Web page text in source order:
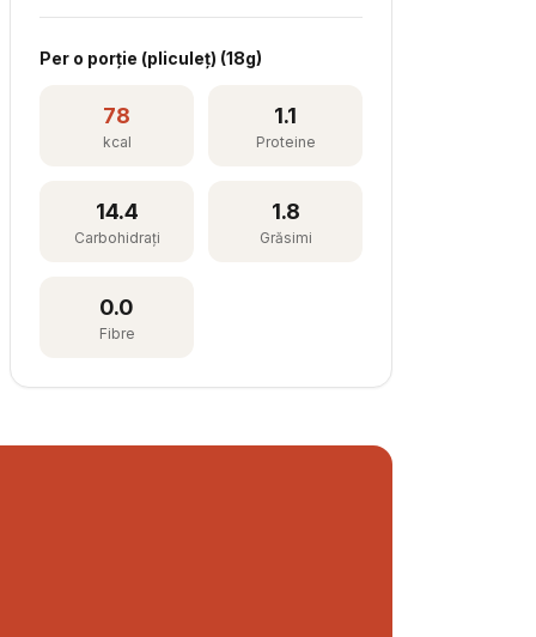
Per o porție (pliculeț) (18g)
78
kcal
1.1
Proteine
14.4
Carbohidrați
1.8
Grăsimi
0.0
Fibre